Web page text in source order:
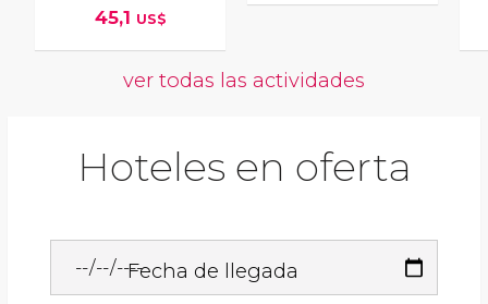
45,1 US$
ver todas las actividades
Hoteles en oferta
Fecha de llegada